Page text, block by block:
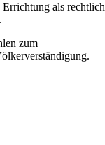
als rechtlich
zum